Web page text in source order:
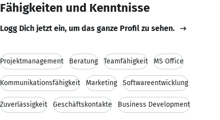
Fähigkeiten und Kenntnisse
Logg Dich jetzt ein, um das ganze Profil zu sehen.
Projektmanagement Beratung Teamfähigkeit MS Office
Kommunikationsfähigkeit Marketing Softwareentwicklung
Zuverlässigkeit Geschäftskontakte Business Development